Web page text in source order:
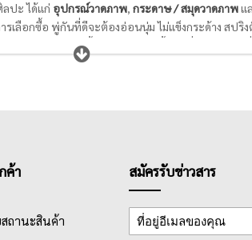
ปะ ได้แก่ อุปกรณ์วาดภาพ, กระดาษ / สมุดวาดภาพแ
ลือกซื้อ พู่กันที่ดีจะต้องอ่อนนุ่ม ไม่แข็งกระด้าง สปริง
พระบายสีต้องมีเนื้อกระดาษและพื้นผิวที่เหมาะกับสีที่เ
ค้า
ถานะสินค้า
สมัครรับข่าวสาร